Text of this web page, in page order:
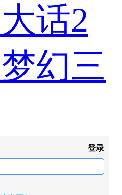
大话2
梦幻三
登录